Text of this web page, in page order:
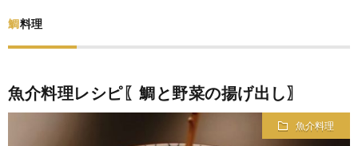
鯛料理
魚介料理レシピ〖鯛と野菜の揚げ出し〗
魚介料理